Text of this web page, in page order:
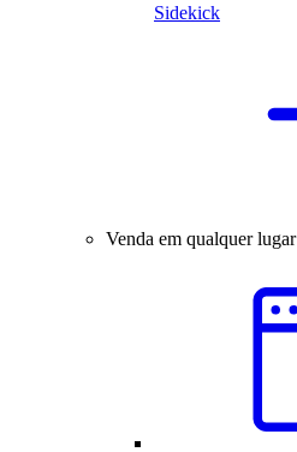
Sidekick
Venda em qualquer lugar